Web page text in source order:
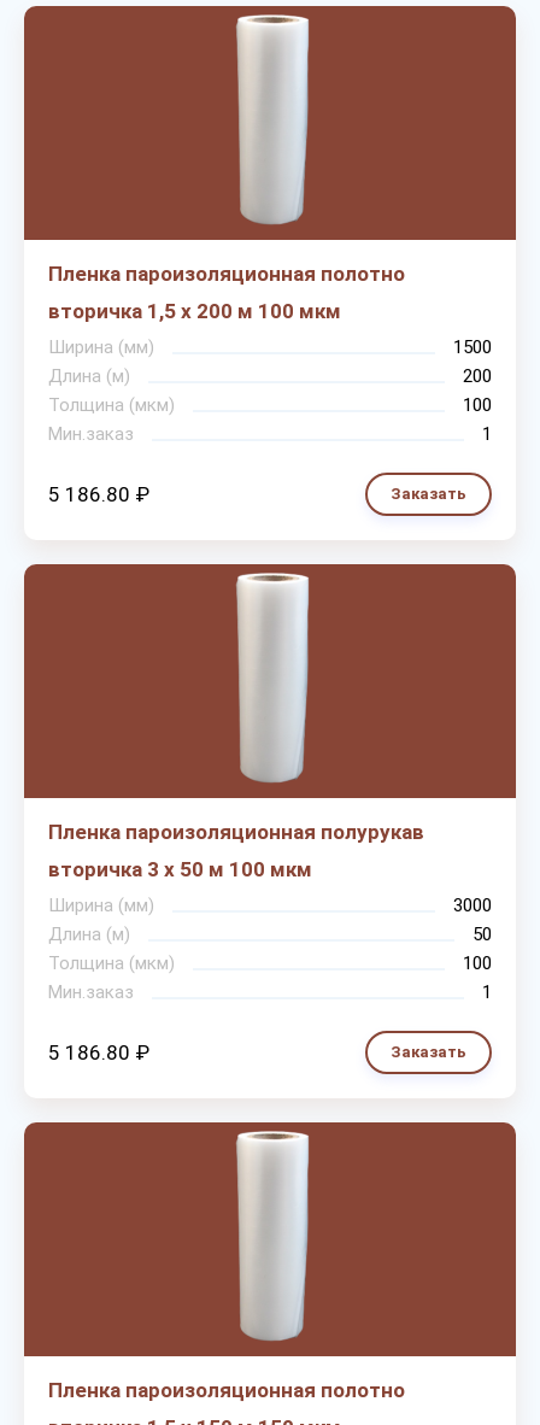
Пленка пароизоляционная полотно
вторичка 1,5 х 200 м 100 мкм
Ширина (мм)
1500
Длина (м)
200
Толщина (мкм)
100
Мин.заказ
1
5 186.80 ₽ Заказать
Пленка пароизоляционная полурукав
вторичка 3 х 50 м 100 мкм
Ширина (мм)
3000
Длина (м)
50
Толщина (мкм)
100
Мин.заказ
1
5 186.80 ₽ Заказать
Пленка пароизоляционная полотно